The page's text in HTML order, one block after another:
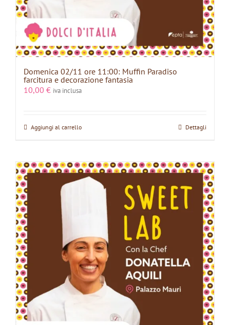
Domenica 02/11 ore 11:00: Muffin Paradiso
farcitura e decorazione fantasia
10,00 € iva inclusa
Aggiungi al carrello Dettagli